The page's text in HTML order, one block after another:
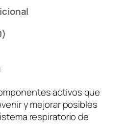
activos que
y mejorar posibles
respiratorio de